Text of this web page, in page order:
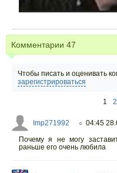
Комментарии 47
Чтобы писать и оценивать
зарегистрироваться
1 2
Imp271992 ○ 04:45
Почему я не могу
раньше его очень любила